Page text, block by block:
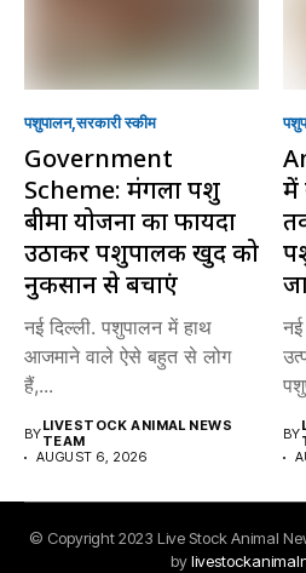
पशुपालन सरकारी स्की‍म
Government
Scheme: मंगला पशु
बीमा योजना का फायदा
उठाकर पशुपालक खुद को
नुकसान से बचाएं
नई दिल्ली. पशुपालन में हाथ
आजमाने वाले ऐसे बहुत से लोग
हैं,...
BYLIVESTOCK ANIMAL NEWS
TEAM
AUGUST 6, 2026
में
BY
© Copyright 2023 Live Stock Animal
by